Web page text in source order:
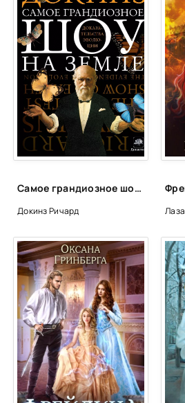
Самое грандиозное шоу на Земле. Доказательства эволюции - Ричард Докинз
Докинз Ричард